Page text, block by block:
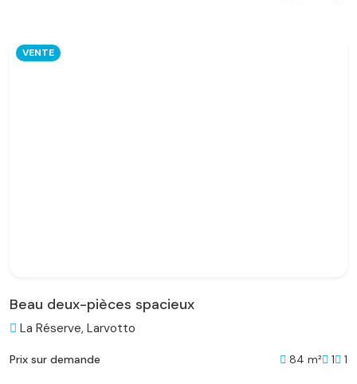
VENTE
Beau deux-pièces spacieux
La Réserve, Larvotto
Prix sur demande 84 m² 1 1